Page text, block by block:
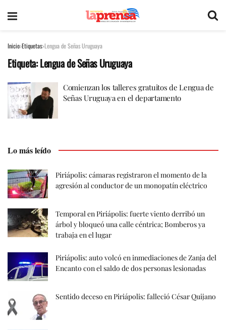
Inicio Etiquetas Lengua de Señas Uruguaya
Etiqueta:Lengua de Señas Uruguaya
Comienzan los talleres gratuitos de Lengua de
Señas Uruguaya en el departamento
Lo más leído
Piriápolis: cámaras registraron el momento de la
agresión al conductor de un monopatín eléctrico
Temporal en Piriápolis: fuerte viento derribó un
árbol y bloqueó una calle céntrica; Bomberos ya
trabaja en el lugar
Piriápolis: auto volcó en inmediaciones de Zanja del
Encanto con el saldo de dos personas lesionadas
Sentido deceso en Piriápolis: falleció César Quijano